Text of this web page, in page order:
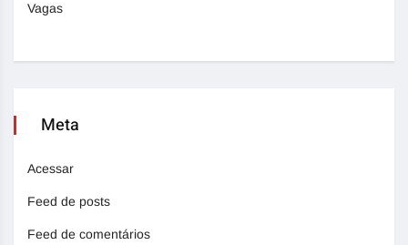
Vagas
Meta
Acessar
Feed de posts
Feed de comentários